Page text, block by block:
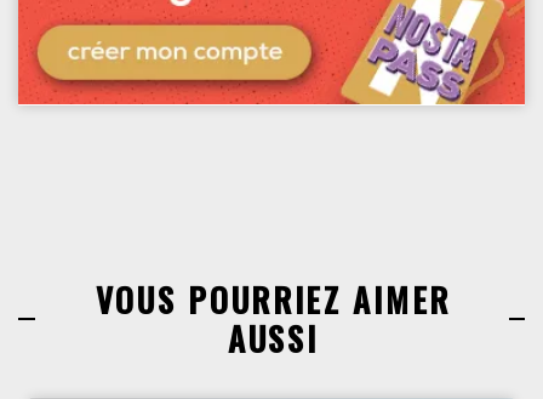
VOUS POURRIEZ AIMER
AUSSI